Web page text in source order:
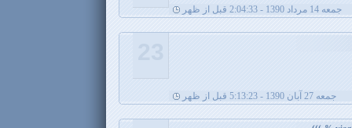
جمعه 14 مرداد 1390 - 2:04:33 قبل از ظهر
جمعه 27 آبان 1390 - 5:13:23 قبل از ظهر